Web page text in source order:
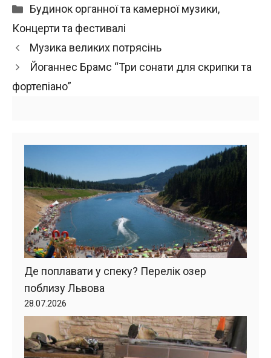
Категорії
Будинок органної та камерної музики,
Концерти та фестивалі
Музика великих потрясінь
Йоганнеc Брамс “Три сонати для скрипки та
фортепіано”
Де поплавати у спеку? Перелік озер
поблизу Львова
28.07.2026